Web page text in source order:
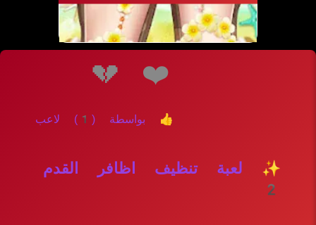
❤️
💔
👍 بواسطة (1) لاعب
✨ لعبة تنظيف اظافر القدم
2